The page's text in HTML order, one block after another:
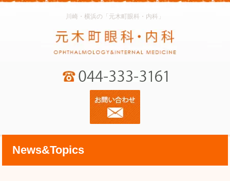
川崎・横浜の「元木町眼科・内科」
News&Topics